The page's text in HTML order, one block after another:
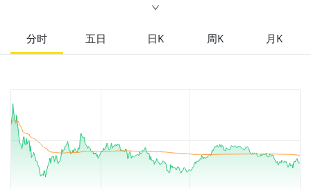
52周最高
579.05 市盈率
24.68
股息
分时 五日 日K 周K 月K